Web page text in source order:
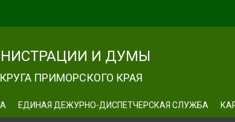
И ДУМЫ
ПРИМОРСКОГО КРАЯ
ЕДИНАЯ ДЕЖУРНО-ДИСПЕТЧЕРСКАЯ СЛУЖБА